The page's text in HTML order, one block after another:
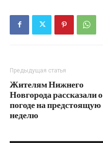
Предыдущая статья
Жителям Нижнего
Новгорода рассказали о
погоде на предстоящую
неделю